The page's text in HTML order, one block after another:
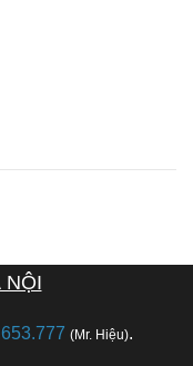
NỘI
(Mr. Hiệu).